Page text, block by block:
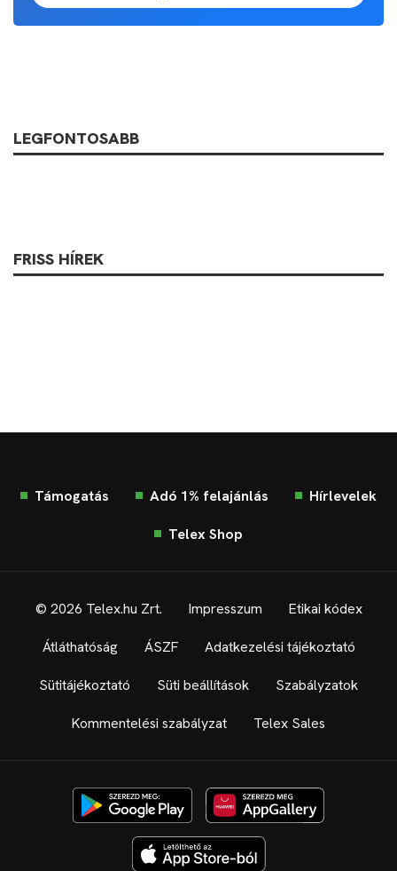
LEGFONTOSABB
FRISS HÍREK
Támogatás Adó 1% felajánlás Hírlevelek
Telex Shop
© 2026 Telex.hu Zrt. Impresszum Etikai kódex
Átláthatóság ÁSZF Adatkezelési tájékoztató
Sütitájékoztató Süti beállítások Szabályzatok
Kommentelési szabályzat Telex Sales